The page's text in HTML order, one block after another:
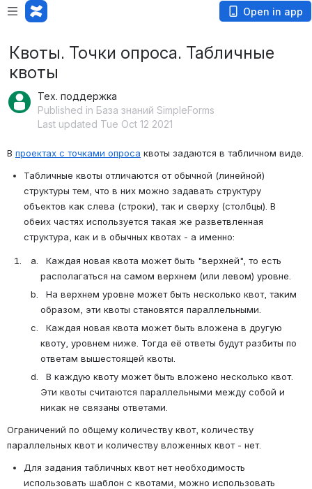
Open in app
Квоты. Точки опроса. Табличные
квоты
Тех. поддержка
Published in База знаний SimpleForms
Last updated Tue Oct 12 2021
В проектах с точками опроса квоты задаются в табличном виде.
Табличные квоты отличаются от обычной (линейной)
структуры тем, что в них можно задавать структуру
объектов как слева (строки), так и сверху (столбцы). В
обеих частях используется такая же разветвленная
структура, как и в обычных квотах - а именно:
Каждая новая квота может быть "верхней", то есть
располагаться на самом верхнем (или левом) уровне.
На верхнем уровне может быть несколько квот, таким
образом, эти квоты становятся параллельными.
Каждая новая квота может быть вложена в другую
квоту, уровнем ниже. Тогда её ответы будут разбиты по
ответам вышестоящей квоты.
В каждую квоту может быть вложено несколько квот.
Эти квоты считаются параллельными между собой и
никак не связаны ответами.
Ограничений по общему количеству квот, количеству
параллельных квот и количеству вложенных квот - нет.
Для задания табличных квот нет необходимость
использовать шаблон с квотами, можно использовать